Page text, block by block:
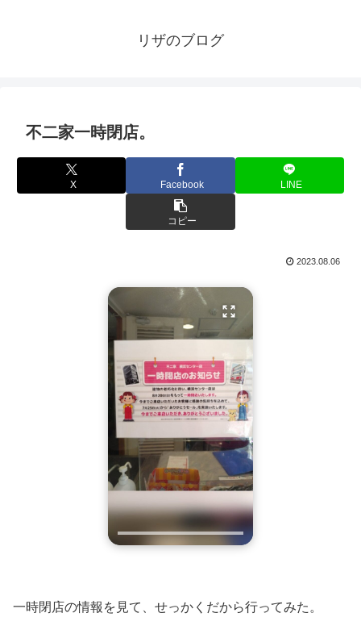
リザのブログ
不二家一時閉店。
X Facebook LINE
コピー
2023.08.06
一時閉店の情報を見て、せっかくだから行ってみた。